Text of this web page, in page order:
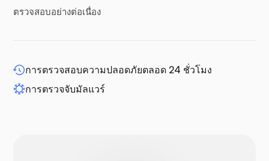
WP-ขยาย
ตรวจสอบอย่างต่อเนื่อง
การตรวจสอบความปลอดภัยตลอด 24 ชั่วโมง
การตรวจจับมัลแวร์